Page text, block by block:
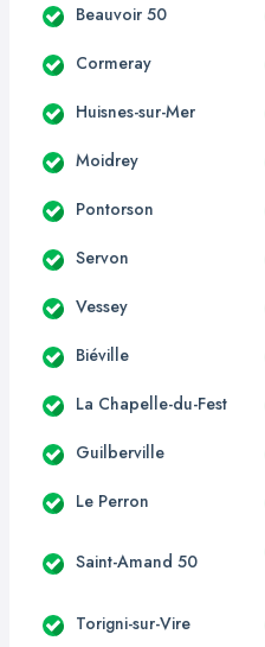
Beauvoir 50
Cormeray
Huisnes-sur-Mer
Moidrey
Pontorson
Servon
Vessey
Biéville
La Chapelle-du-Fest
Guilberville
Le Perron
Saint-Amand 50
Torigni-sur-Vire